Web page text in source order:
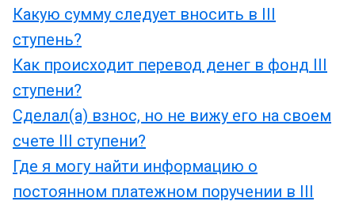
Какую сумму следует вносить в III
ступень?
Как происходит перевод денег в фонд III
ступени?
Сделал(а) взнос, но не вижу его на своем
счете III ступени?
Где я могу найти информацию о
постоянном платежном поручении в III